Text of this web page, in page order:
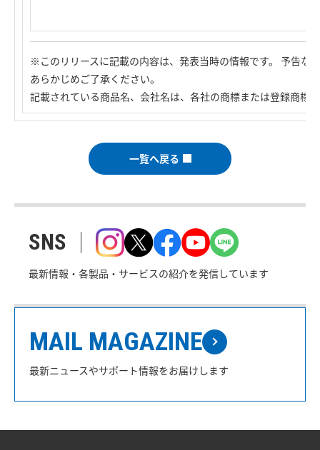
※このリリースに記載の内容は、発表当時の情報です。 予告な
あらかじめご了承ください。
記載されている商品名、会社名は、各社の商標または登録商標
一覧へ戻る
SNS
最新情報・各製品・サービスの紹介を発信しています
MAIL MAGAZINE
最新ニュースやサポート情報をお届けします